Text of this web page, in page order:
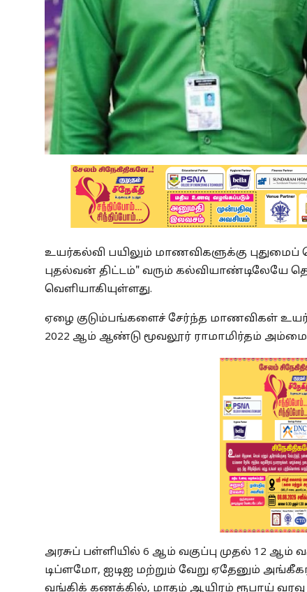
உயர்கல்வி பயிலும் மாணவிகளுக்கு
புதல்வன் திட்டம்" வரும் கல்வியாண்டிலேயே
வெளியாகியுள்ளது.
ஏழை குடும்பங்களைச் சேர்ந்த மாணவிகள்
2022 ஆம் ஆண்டு மூவலூர் ராமாமிர்தம்
அரசுப் பள்ளியில் 6 ஆம் வகுப்பு முதல் 12 ஆம்
டிப்ளமோ, ஐடிஐ மற்றும் வேறு ஏதேனும்
வங்கிக் கணக்கில், மாதம் ஆயிரம் ரூபாய் வரவு